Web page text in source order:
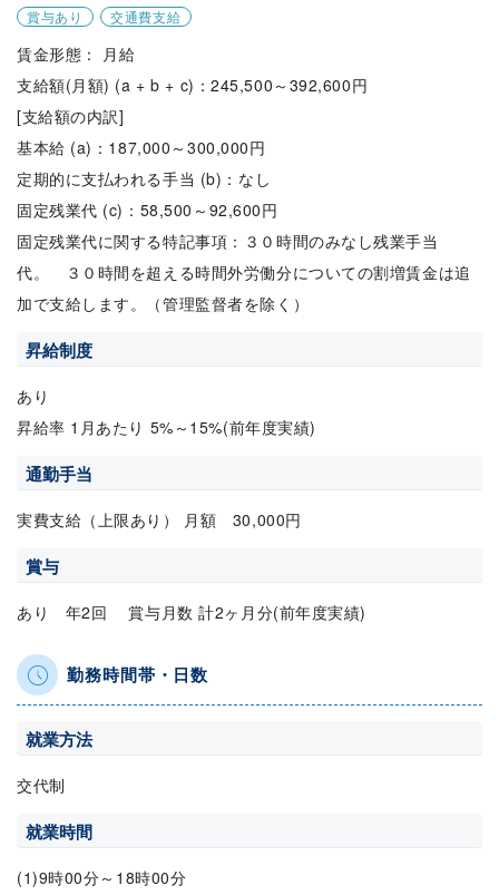
賞与あり 交通費支給
賃金形態： 月給
支給額(月額) (a + b + c)：245,500～392,600円
[支給額の内訳]
基本給 (a)：187,000～300,000円
定期的に支払われる手当 (b)：なし
固定残業代 (c)：58,500～92,600円
固定残業代に関する特記事項：３０時間のみなし残業手当
代。 ３０時間を超える時間外労働分についての割増賃金は追
加で支給します。（管理監督者を除く）
昇給制度
あり
昇給率 1月あたり 5%～15%(前年度実績)
通勤手当
実費支給（上限あり） 月額 30,000円
賞与
あり 年2回 賞与月数 計2ヶ月分(前年度実績)
勤務時間帯・日数
就業方法
交代制
就業時間
(1)9時00分～18時00分